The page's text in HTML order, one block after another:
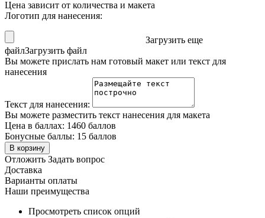
Цена зависит от количества и макета
Логотип для нанесения:
Загрузить еще
файлЗагрузить файл
Вы можете прислать нам готовый макет или текст для
нанесения
Текст для нанесения:
Вы можете разместить текст нанесения для макета
Цена в баллах: 1460 баллов
Бонусные баллы: 15 баллов
В корзину
Отложить Задать вопрос
Доставка
Варианты оплаты
Наши преимущества
Просмотреть список опций